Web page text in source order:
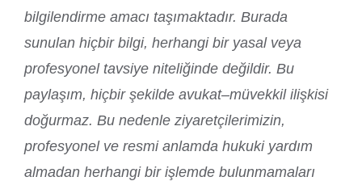
bilgilendirme amacı taşımaktadır. Burada
sunulan hiçbir bilgi, herhangi bir yasal veya
profesyonel tavsiye niteliğinde değildir. Bu
paylaşım, hiçbir şekilde avukat–müvekkil ilişkisi
doğurmaz. Bu nedenle ziyaretçilerimizin,
profesyonel ve resmi anlamda hukuki yardım
almadan herhangi bir işlemde bulunmamaları